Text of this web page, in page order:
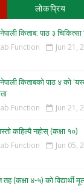
लोकप्रिय
किताब: पाठ ३ चिकित्सा
Function Jun 21,
किताबको पाठ ४ को
Function Jun 21,
कहिल्यै नहोस् (कक्षा १०)
Function Jun 05,
(कक्षा ४-५) को विद्यार्थी